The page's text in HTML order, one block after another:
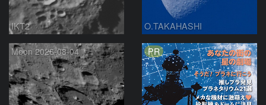
IKT2 O.TAKAHASHI
Moon 2026-08-04 PR